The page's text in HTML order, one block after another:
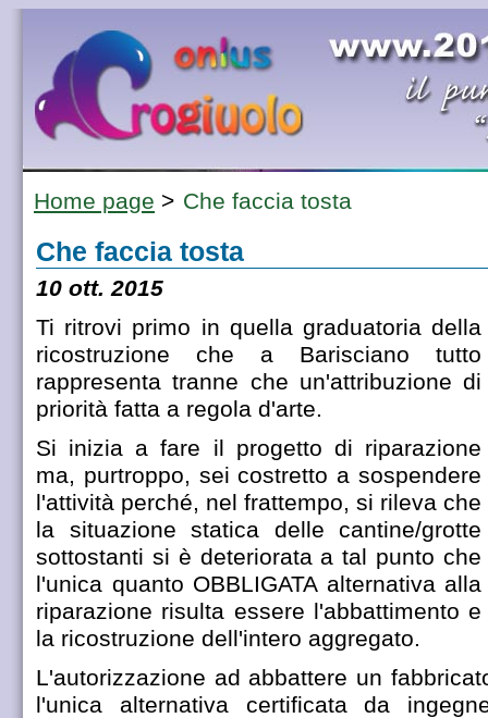
Home page > Che faccia tosta
Che faccia tosta
10 ott. 2015
Ti ritrovi primo in quella graduatoria della
ricostruzione che a Barisciano tutto
rappresenta tranne che un'attribuzione di
priorità fatta a regola d'arte.
Si inizia a fare il progetto di riparazione
ma, purtroppo, sei costretto a sospendere
l'attività perché, nel frattempo, si rileva che
la situazione statica delle cantine/grotte
sottostanti si è deteriorata a tal punto che
l'unica quanto OBBLIGATA alternativa alla
riparazione risulta essere l'abbattimento e
la ricostruzione dell'intero aggregato.
L'autorizzazione ad abbattere un
l'unica alternativa certificata da